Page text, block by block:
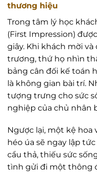
thương hiệu
Trong tâm lý học
(First Impression)
giây. Khi khách mời
trương, thứ họ nhìn
bảng cân đối kế toán
là không gian bài trí.
tượng trưng cho sức
nghiệp của chủ nhân
Ngược lại, một kệ hoa
héo úa sẽ ngay lập
cẩu thả, thiếu sức
tình gửi đi một thông